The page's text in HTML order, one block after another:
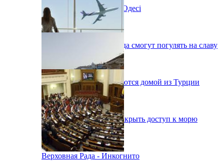
Новий автокінотеатр в Одесі
Одесситы на День города смогут погулять на славу
38 украинцев возвращаются домой из Турции
В Одессе вынуждены закрыть доступ к морю
Верховная Рада - Инкогнито